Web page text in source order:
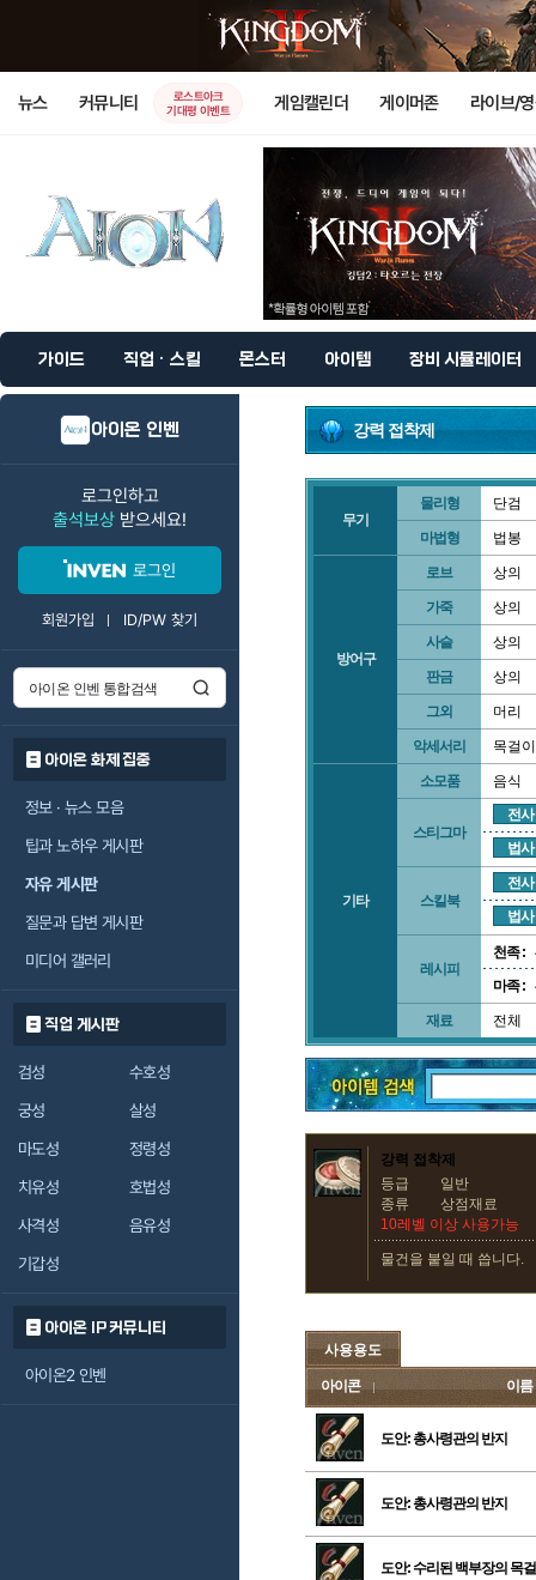
뉴스 커뮤니티
로스트아크
기대평 이벤트
게임캘린더 게이머존 라이브/
가이드 직업 · 스킬 몬스터 아이템 장비 시뮬레이터
아이온 인벤
로그인하고
출석보상 받으세요!
로그인
회원가입 ID/PW 찾기
아이온 화제 집중
정보 · 뉴스 모음
팁과 노하우 게시판
자유 게시판
질문과 답변 게시판
미디어 갤러리
직업 게시판
검성
수호성
궁성
살성
마도성
정령성
치유성
호법성
사격성
음유성
기갑성
아이온 IP 커뮤니티
아이온2 인벤
강력 접착제
무기
물리형 단검
마법형 법봉
방어구
로브 상의
가죽 상의
사슬 상의
판금 상의
그외 머리
악세서리 목걸이
기타
소모품 음식
스티그마
전사
법사
스킬북
전사
법사
레시피
천족 :
마족 :
재료 전체
강력 접착제
등급
일반
종류
상점재료
10레벨 이상 사용가능
물건을 붙일 때 씁니다.
사용용도
아이콘 이름
도안: 총사령관의 반지
도안: 총사령관의 반지
도안: 수리된 백부장의 목